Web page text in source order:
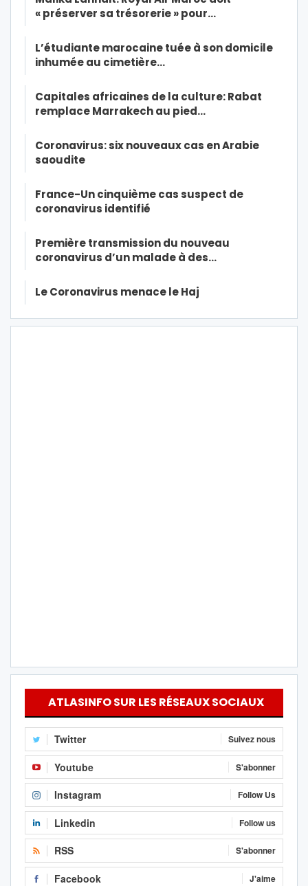
« préserver sa trésorerie » pour…
L’étudiante marocaine tuée à son domicile
inhumée au cimetière…
Capitales africaines de la culture: Rabat
remplace Marrakech au pied…
Coronavirus: six nouveaux cas en Arabie
saoudite
France-Un cinquième cas suspect de
coronavirus identifié
Première transmission du nouveau
coronavirus d’un malade à des…
Le Coronavirus menace le Haj
ATLASINFO SUR LES RÉSEAUX SOCIAUX
Twitter Suivez nous
Youtube S'abonner
Instagram Follow Us
Linkedin Follow us
RSS S'abonner
Facebook J'aime